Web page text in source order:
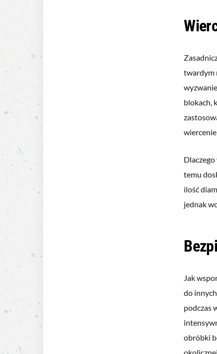
twardym
blokach,
temu
ilość
jednak
Jak
do
podczas
obróbki